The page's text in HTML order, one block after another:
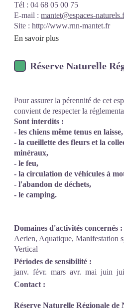
Tél : 04 68 05 00 75
E-mail : mantet@espaces-
Site : http://www.rnn-mantet.fr
En savoir plus
Réserve Naturelle
Pour assurer la pérennité de cet
convient de respecter la
Sont interdits :
- les chiens même tenus en laisse,
- la cueillette des fleurs et la
minéraux,
- le feu,
- la circulation de véhicules à
- l'abandon de déchets,
- le camping.
Domaines d'activités concernés :
Aerien, Aquatique, Manifestation
Vertical
Périodes de sensibilité :
janv. févr. mars avr. mai juin
Contact :
Réserve Naturelle Régionale de